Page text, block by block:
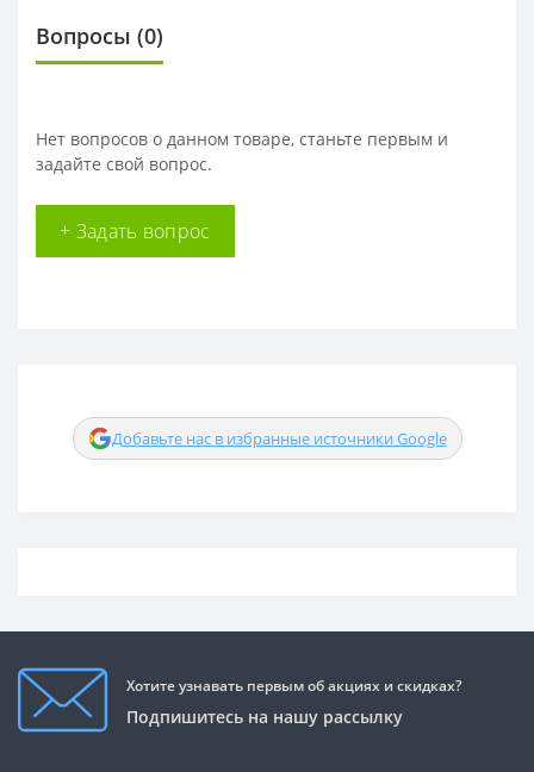
Вопросы (0)
Нет вопросов о данном товаре, станьте первым и
задайте свой вопрос.
+ Задать вопрос
Добавьте нас в избранные источники Google
Хотите узнавать первым об акциях и скидках?
Подпишитесь на нашу рассылку